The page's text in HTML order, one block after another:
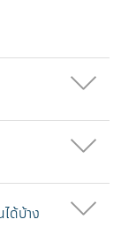
ด้บ้าง